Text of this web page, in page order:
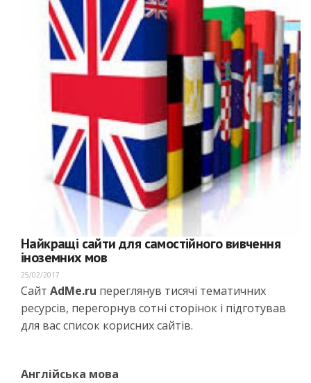
Найкращі сайти для самостійного вивчення
іноземних мов
25/02/2017
Сайт AdMe.ru переглянув тисячі тематичних
ресурсів, перегорнув сотні сторінок і підготував
для вас список корисних сайтів.
Англійська мова